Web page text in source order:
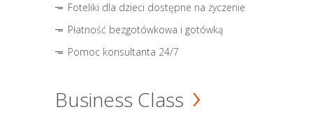
Foteliki dla dzieci dostępne na życzenie
Płatność bezgotówkowa i gotówką
Pomoc konsultanta 24/7
Business Class